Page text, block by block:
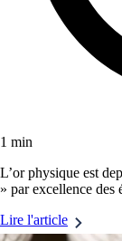
1 min
L’or physique est
» par excellence des
Lire l'article